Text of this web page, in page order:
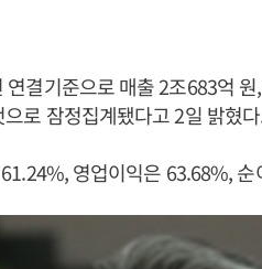
연결기준으로 매출 2조683억
로 잠정집계됐다고 2일 밝혔
영업이익은 63.68%,